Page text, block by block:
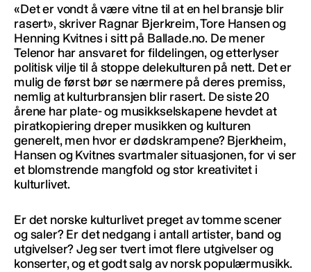
«Det er vondt å være vitne til at en hel bransje blir
rasert», skriver Ragnar Bjerkreim, Tore Hansen og
Henning Kvitnes i sitt på Ballade.no. De mener
Telenor har ansvaret for fildelingen, og etterlyser
politisk vilje til å stoppe delekulturen på nett. Det er
mulig de først bør se nærmere på deres premiss,
nemlig at kulturbransjen blir rasert. De siste 20
årene har plate- og musikkselskapene hevdet at
piratkopiering dreper musikken og kulturen
generelt, men hvor er dødskrampene? Bjerkheim,
Hansen og Kvitnes svartmaler situasjonen, for vi ser
et blomstrende mangfold og stor kreativitet i
kulturlivet.
Er det norske kulturlivet preget av tomme scener
og saler? Er det nedgang i antall artister, band og
utgivelser? Jeg ser tvert imot flere utgivelser og
konserter, og et godt salg av norsk populærmusikk.